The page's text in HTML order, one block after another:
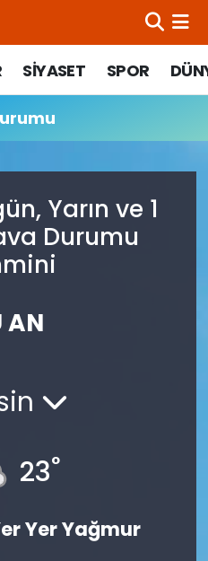
SİYASET SPOR
Yarın ve 1
Durumu
AN
23°
Yer Yağmur
Haritası